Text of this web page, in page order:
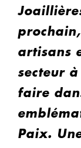
artisans
secteur
faire
Paix.